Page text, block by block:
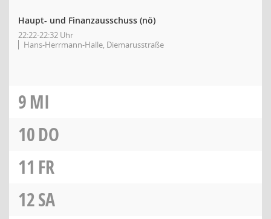
Haupt- und Finanzausschuss (nö)
22:22-22:32 Uhr
Hans-Herrmann-Halle, Diemarusstraße
9MI
10DO
11 FR
12SA